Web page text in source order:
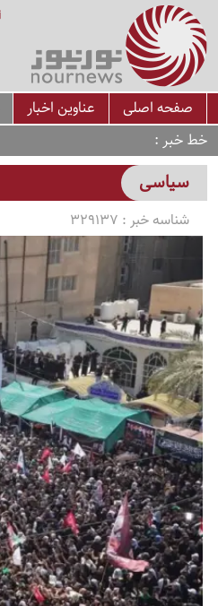
صفحه اصلی عناوین اخبار
خط خبر
سیاسی
شناسه خبر : 329137